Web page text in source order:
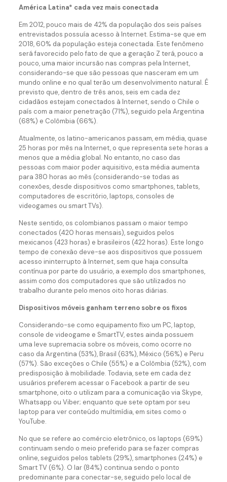
América Latina* cada vez mais conectada
Em 2012, pouco mais de 42% da população dos seis países
entrevistados possuía acesso à Internet. Estima-se que em
2018, 60% da população esteja conectada. Este fenômeno
será favorecido pelo fato de que a geração Z terá, pouco a
pouco, uma maior incursão nas compras pela Internet,
considerando-se que são pessoas que nasceram em um
mundo online e no qual terão um desenvolvimento natural. É
previsto que, dentro de três anos, seis em cada dez
cidadãos estejam conectados à Internet, sendo o Chile o
país com a maior penetração (71%), seguido pela Argentina
(68%) e Colômbia (66%).
Atualmente, os latino-americanos passam, em média, quase
25 horas por mês na Internet, o que representa sete horas a
menos que a média global. No entanto, no caso das
pessoas com maior poder aquisitivo, esta média aumenta
para 380 horas ao mês (considerando-se todas as
conexões, desde dispositivos como smartphones, tablets,
computadores de escritório, laptops, consoles de
videogames ou smart TVs).
Neste sentido, os colombianos passam o maior tempo
conectados (420 horas mensais), seguidos pelos
mexicanos (423 horas) e brasileiros (422 horas). Este longo
tempo de conexão deve-se aos dispositivos que possuem
acesso ininterrupto à Internet, sem que haja consulta
contínua por parte do usuário, a exemplo dos smartphones,
assim como dos computadores que são utilizados no
trabalho durante pelo menos oito horas diárias.
Dispositivos móveis ganham terreno sobre os fixos
Considerando-se como equipamento fixo um PC, laptop,
console de videogame e SmartTV, estes ainda possuem
uma leve supremacia sobre os móveis, como ocorre no
caso da Argentina (53%), Brasil (63%), México (56%) e Peru
(57%). São exceções o Chile (55%) e a Colômbia (52%), com
predisposição à mobilidade. Todavia, sete em cada dez
usuários preferem acessar o Facebook a partir de seu
smartphone, oito o utilizam para a comunicação via Skype,
Whatsapp ou Viber; enquanto que sete optam por seu
laptop para ver conteúdo multimídia, em sites como o
YouTube.
No que se refere ao comércio eletrônico, os laptops (69%)
continuam sendo o meio preferido para se fazer compras
online, seguidos pelos tablets (29%), smartphones (24%) e
Smart TV (6%). O lar (84%) continua sendo o ponto
predominante para conectar-se, seguido pelo local de